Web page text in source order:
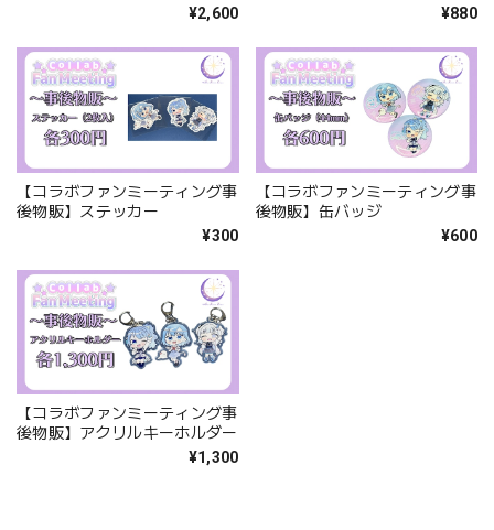
¥2,600
¥880
【コラボファンミーティング事
後物販】ステッカー
¥300
【コラボファンミーティング事
後物販】缶バッジ
¥600
【コラボファンミーティング事
後物販】アクリルキーホルダー
¥1,300